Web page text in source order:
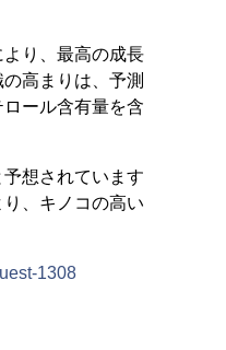
り、最高の成長
高まりは、予測
ール含有量を含
想されています
、キノコの高い
1308